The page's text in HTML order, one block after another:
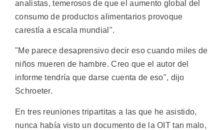
analistas, temerosos de que el aumento global del
consumo de productos alimentarios provoque
carestía a escala mundial".
"Me parece desaprensivo decir eso cuando miles de
niños mueren de hambre. Creo que el autor del
informe tendría que darse cuenta de eso", dijo
Schroeter.
En tres reuniones tripartitas a las que he asistido,
nunca había visto un documento de la OIT tan malo,